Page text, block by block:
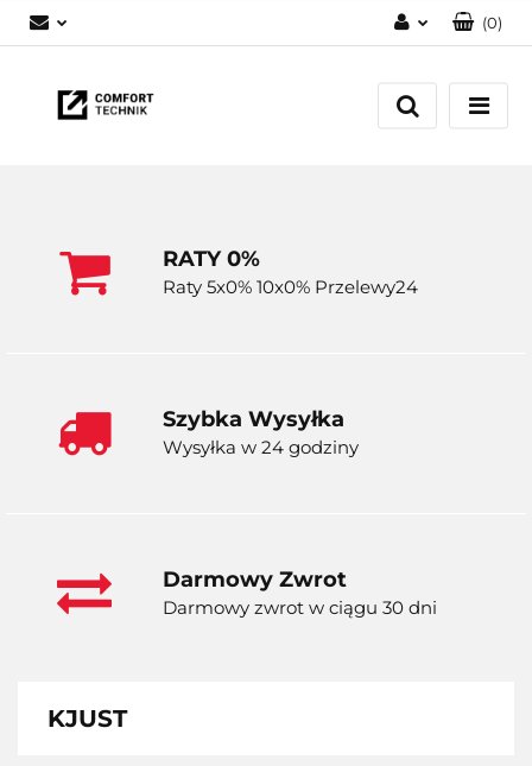
Zaloguj się
Zarejestruj się
(0)
RATY 0%
Raty 5x0% 10x0% Przelewy24
Szybka Wysyłka
Wysyłka w 24 godziny
Darmowy Zwrot
Darmowy zwrot w ciągu 30 dni
KJUST